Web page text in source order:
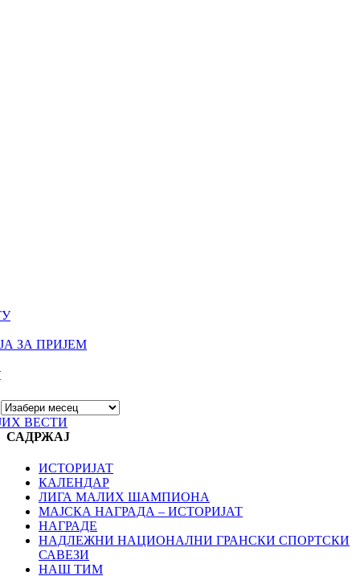
ЗА ПРИЈЕМ
ВЕСТИ
САДРЖАЈ
ИСТОРИЈАТ
КАЛЕНДАР
ЛИГА МАЛИХ ШАМПИОНА
МАЈСКА НАГРАДА – ИСТОРИЈАТ
НАГРАДЕ
НАДЛЕЖНИ НАЦИОНАЛНИ ГРАНСКИ СПОРТСКИ
САВЕЗИ
НАШ ТИМ